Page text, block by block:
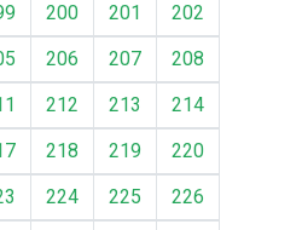
200 201
202
206 207
208
212 213
214
218 219
220
224 225
226